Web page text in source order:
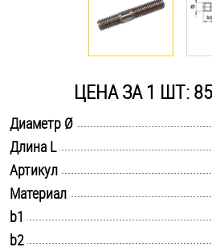
Стопорные кольца
Такелаж
Хомуты
ЦЕНА ЗА 1 ШТ:
Диаметр Ø
Длина L
Артикул
Материал
b1
b2